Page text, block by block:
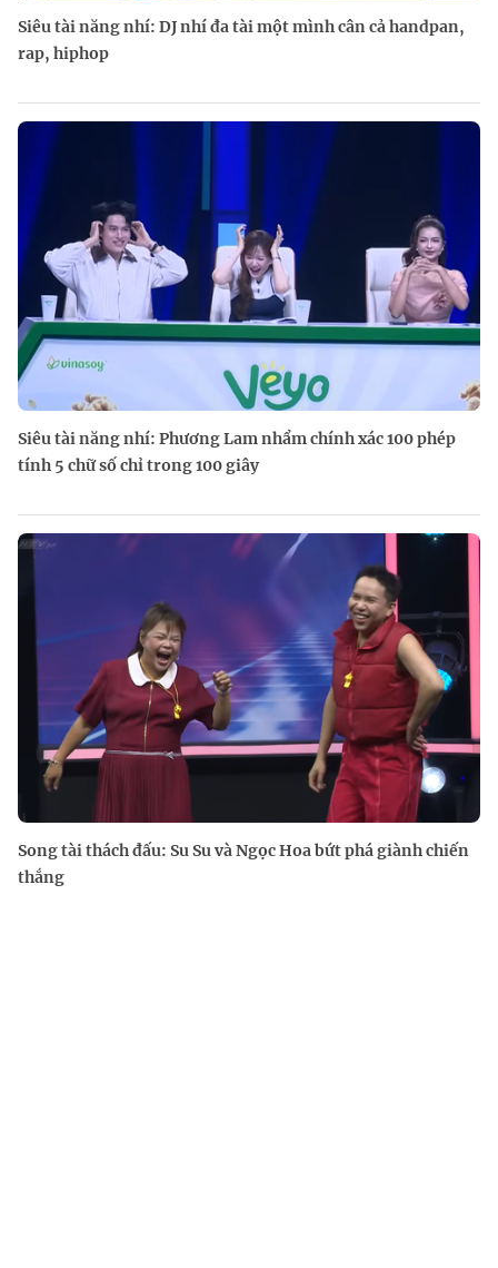
Siêu tài năng nhí: DJ nhí đa tài một mình cân cả handpan,
rap, hiphop
Siêu tài năng nhí: Phương Lam nhẩm chính xác 100 phép
tính 5 chữ số chỉ trong 100 giây
Song tài thách đấu: Su Su và Ngọc Hoa bứt phá giành chiến
thắng